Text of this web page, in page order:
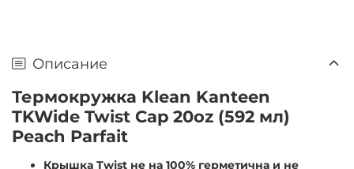
Описание
Термокружка Klean Kanteen
TKWide Twist Cap 20oz (592 мл)
Peach Parfait
Крышка Twist не на 100% герметична и не